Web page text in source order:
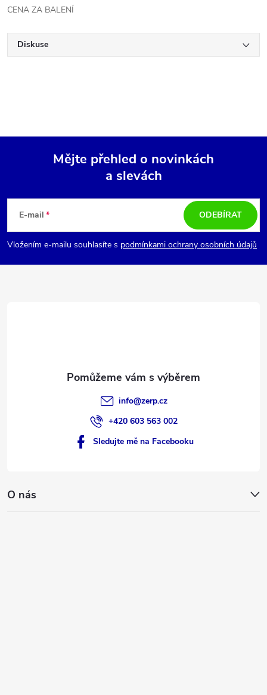
CENA ZA BALENÍ
Diskuse
p
Mějte přehled o novinkách
a slevách
E-mail
Vložením e-mailu souhlasíte s podmínkami ochrany osobních údajů
ODEBÍRAT
info@zerp.cz
+420 603 563 002
Sledujte mě na Facebooku
O nás